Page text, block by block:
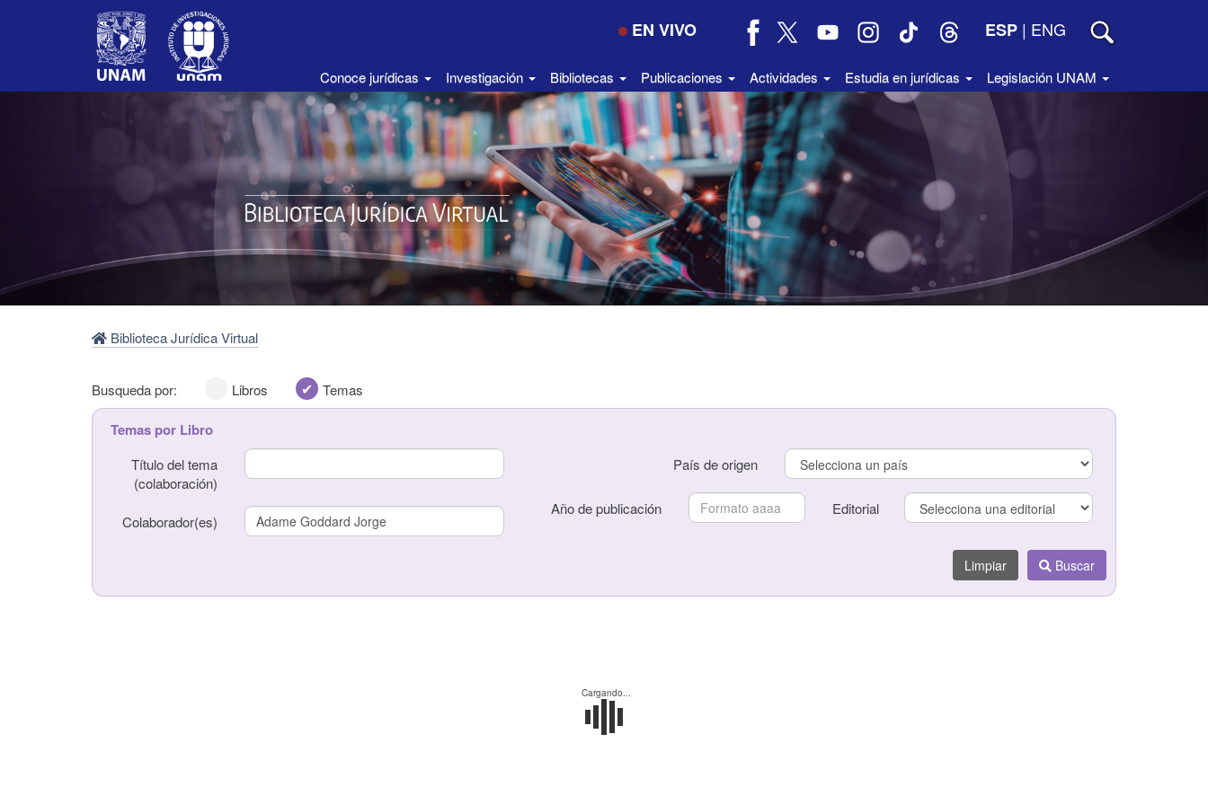
EN VIVO ESP | ENG
Conoce jurídicas Investigación Bibliotecas Publicaciones Actividades Estudia en jurídicas Legislación UNAM
Biblioteca Jurídica Virtual
Busqueda por: Libros Temas
Título del libro
Autor(es)
País de origen
Año de publicación Editorial
Limpiar Buscar
Temas por Libro
Título del tema
(colaboración)
Colaborador(es)
País de origen
Año de publicación Editorial
Limpiar Buscar
Cargando...